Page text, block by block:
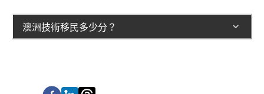
澳洲技術移民多少分？